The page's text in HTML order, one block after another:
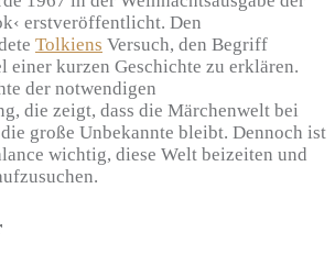
erstveröffentlicht. Den
Tolkiens Versuch, den Begriff
einer kurzen Geschichte zu erklären.
der notwendigen
die zeigt, dass die Märchenwelt bei
große Unbekannte bleibt. Dennoch ist
wichtig, diese Welt beizeiten und